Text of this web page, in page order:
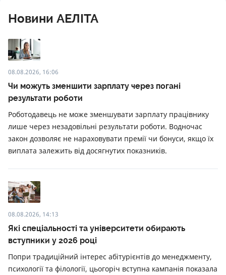
Новини АЕЛІТА
08.08.2026, 16:06
Чи можуть зменшити зарплату через погані
результати роботи
Роботодавець не може зменшувати зарплату працівнику
лише через незадовільні результати роботи. Водночас
закон дозволяє не нараховувати премії чи бонуси, якщо їх
виплата залежить від досягнутих показників.
08.08.2026, 14:13
Які спеціальності та університети обирають
вступники у 2026 році
Попри традиційний інтерес абітурієнтів до менеджменту,
психології та філології, цьогоріч вступна кампанія показала